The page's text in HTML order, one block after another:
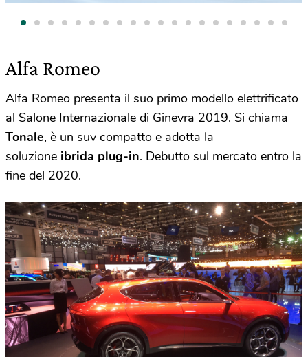
Alfa Romeo
Alfa Romeo presenta il suo primo modello elettrificato
al Salone Internazionale di Ginevra 2019. Si chiama
Tonale, è un suv compatto e adotta la
soluzione ibrida plug-in. Debutto sul mercato entro la
fine del 2020.